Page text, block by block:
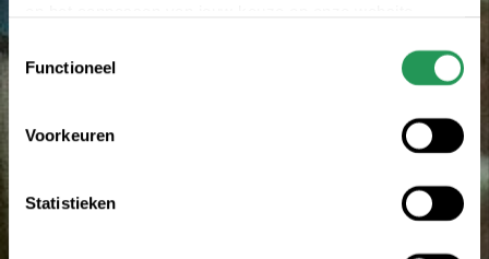
Functioneel
Voorkeuren
Statistieken